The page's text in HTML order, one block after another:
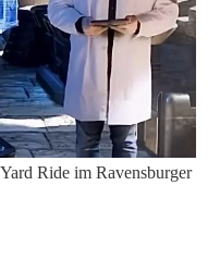
Ride im Ravensburger